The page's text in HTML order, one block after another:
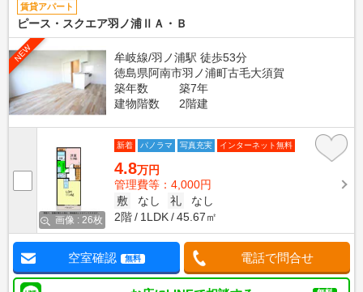
賃貸アパート
ピース・スクエア羽ノ浦ⅡＡ・Ｂ
NEW
牟岐線/羽ノ浦駅 徒歩53分
徳島県阿南市羽ノ浦町古毛大須賀
築年数
築7年
建物階数
2階建
画像 : 26枚
新着 パノラマ 写真充実 インターネット無料
4.8万円
管理費等：4,000円
敷
なし 礼
なし
2階
1LDK 45.67㎡
空室確認 無料 電話で問合せ